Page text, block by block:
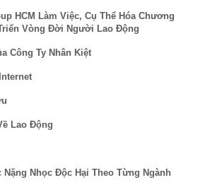
HCM Làm Việc, Cụ Thể Hóa Chương
Vòng Đời Người Lao Động
Công Ty Nhân Kiệt
Lao Động
Nặng Nhọc Độc Hại Theo Từng Ngành